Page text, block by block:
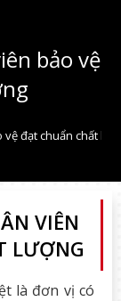
bảo vệ
đạt chuẩn chất
VIÊN
LƯỢNG
là đơn vị có